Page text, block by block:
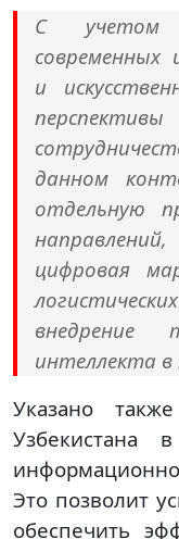
С учетом
современных
и
данном
отдельную
цифровая
внедрение
интеллекта в
Указано
Узбекистана
Это позволит
обеспечить